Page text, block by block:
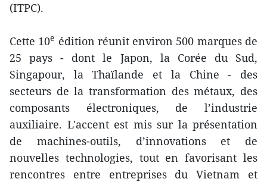
(ITPC).
Cette 10e édition réunit environ 500 marques de
25 pays - dont le Japon, la Corée du Sud,
Singapour, la Thaïlande et la Chine - des
secteurs de la transformation des métaux, des
composants électroniques, de l’industrie
auxiliaire. L'accent est mis sur la présentation
de machines-outils, d’innovations et de
nouvelles technologies, tout en favorisant les
rencontres entre entreprises du Vietnam et